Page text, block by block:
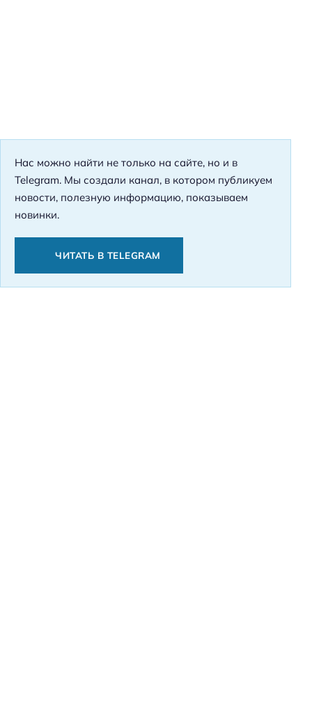
Нас можно найти не только на сайте, но и в
Telegram. Мы создали канал, в котором публикуем
новости, полезную информацию, показываем
новинки.
ЧИТАТЬ В TELEGRAM